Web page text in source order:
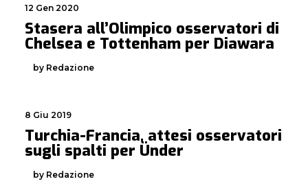
12 Gen 2020
Stasera all’Olimpico osservatori di
Chelsea e Tottenham per Diawara
by Redazione
8 Giu 2019
Turchia-Francia, attesi osservatori
sugli spalti per Ünder
by Redazione